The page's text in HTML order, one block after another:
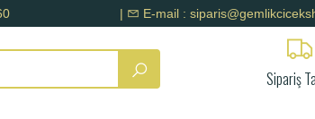
| E-mail :
Sipariş